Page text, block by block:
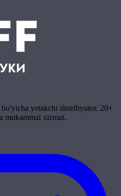
yetakchi distribyutor. 20+
mukammal xizmat.